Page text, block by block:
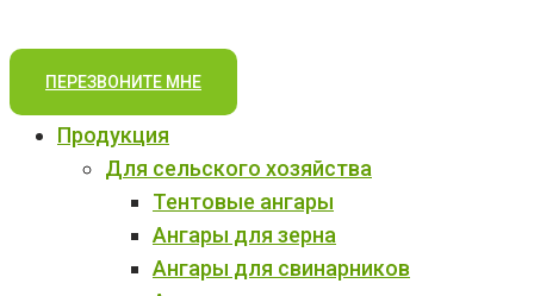
ПЕРЕЗВОНИТЕ МНЕ
Продукция
Для сельского хозяйства
Тентовые ангары
Ангары для зерна
Ангары для свинарников